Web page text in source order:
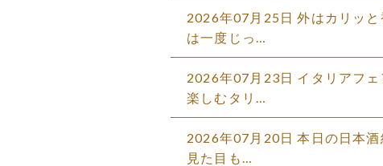
2026年07月25日 外はカリッ
は一度じっ…
2026年07月23日 イタリアフ
楽しむタリ…
2026年07月20日 本日の日本
見た目も…